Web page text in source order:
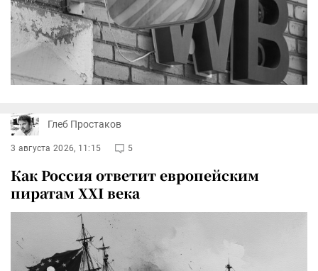
Глеб Простаков
3 августа 2026, 11:15 5
Как Россия ответит европейским
пиратам XXI века